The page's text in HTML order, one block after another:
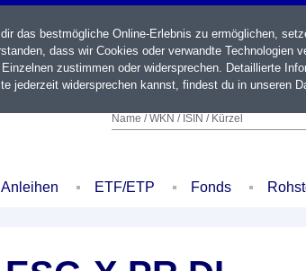
Name / WKN / ISIN / Kürzel
Anleihen ETF/ETP Fonds
das bestmögliche Online-Erlebnis zu ermöglichen,
dass wir Cookies oder verwandte Technologien
zustimmen oder widersprechen. Detaillierte
jederzeit widersprechen kannst, findest du in unseren